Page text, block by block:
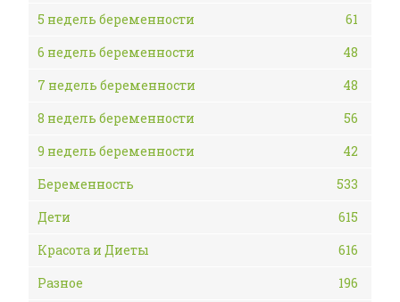
5 недель беременности
61
6 недель беременности
48
7 недель беременности
48
8 недель беременности
56
9 недель беременности
42
Беременность
533
Дети
615
Красота и Диеты
616
Разное
196